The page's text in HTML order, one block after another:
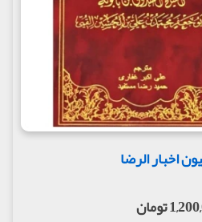
اخبار الرضا
تومان